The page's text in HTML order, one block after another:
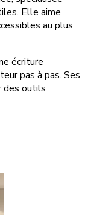
Elle aime
au plus
écriture
pas à pas. Ses
des outils